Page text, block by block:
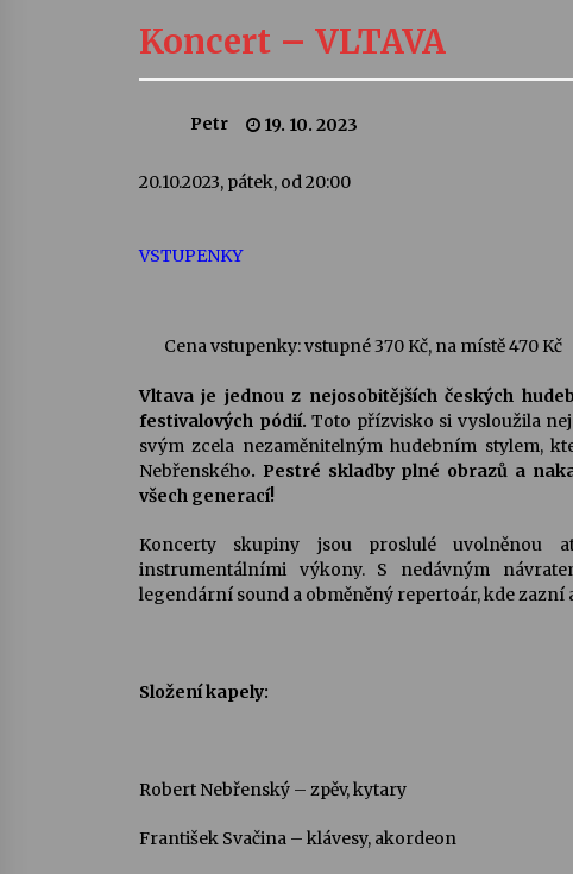
Camerata a Sukuba Ensemble
4. 8. 2026
Pozvánka na integrační festival
Quijotova šedesátka: 28. 7.–1. 8.
28. 7. 2026
Za kulturou kousek za Humpolec. V
Želivě ožije odkaz Josefa Čapka
13. 7. 2026
Koncert – VLTAVA
Petr 19. 10. 2023
20.10.2023, pátek, od 20:00
VSTUPENKY
Cena vstupenky:vstupné 370 Kč, na místě 470 Kč
Vltava je jednou z nejosobitějších českých
festivalových pódií. Toto přízvisko si vysloužila
svým zcela nezaměnitelným hudebním stylem,
Nebřenského. Pestré skladby plné obrazů a
všech generací!
Koncerty skupiny jsou proslulé uvolněnou
instrumentálními výkony. S nedávným
legendární sound a obměněný repertoár, kde zazní
Složení kapely:
Robert Nebřenský – zpěv, kytary
František Svačina – klávesy, akordeon